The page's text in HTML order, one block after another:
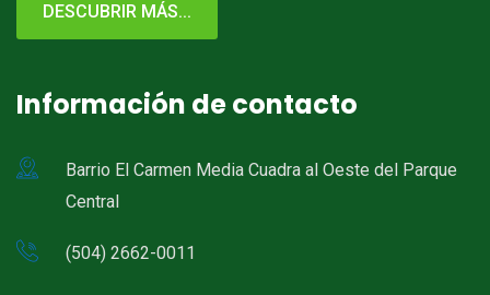
DESCUBRIR MÁS...
Información de contacto
Barrio El Carmen Media Cuadra al Oeste del Parque
Central
(504) 2662-0011